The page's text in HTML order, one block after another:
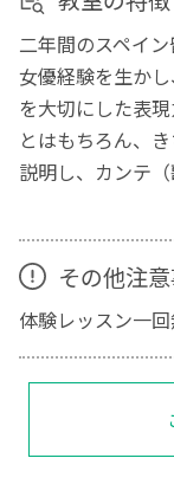
二年間のスペイ
女優経験を生か
を大切にした表
とはもちろん、
説明し、カンテ
その他注
体験レッスン一回